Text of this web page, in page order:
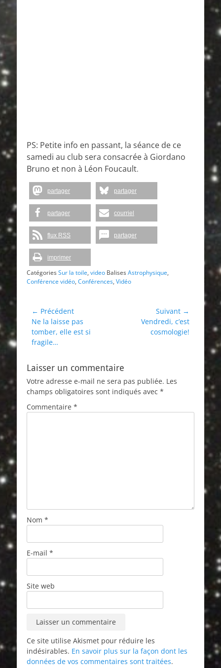
PS: Petite info en passant, la séance de ce
samedi au club sera consacrée à Giordano
Bruno et non à Léon Foucault.
partager partager
partager courriel
flux RSS partager
imprimer
CatégoriesSur la toile, video BalisesAstrophysique,
Conférence vidéo, Conférences, Vidéo
Navigation
de
l’article
← Précédent
Article
précédent :
Ne la laisse pas
tomber, elle est si
fragile…
Suivant →
Vendredi, c’est
cosmologie!
Laisser un commentaire
Votre adresse e-mail ne sera pas publiée. Les
champs obligatoires sont indiqués avec *
Commentaire *
Nom *
E-mail *
Site web
Ce site utilise Akismet pour réduire les
indésirables. En savoir plus sur la façon dont les
données de vos commentaires sont traitées.